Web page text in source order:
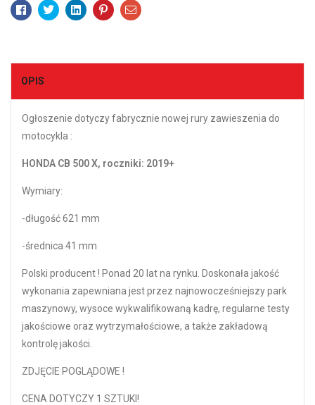
Facebook
TwitterLinkedinPinterestEmail
OPIS
Ogłoszenie dotyczy fabrycznie nowej rury zawieszenia do
motocykla :
HONDA CB 500 X, roczniki: 2019+
Wymiary:
-długość 621 mm
-średnica 41 mm
Polski producent ! Ponad 20 lat na rynku. Doskonała jakość
wykonania zapewniana jest przez najnowocześniejszy park
maszynowy, wysoce wykwalifikowaną kadrę, regularne testy
jakościowe oraz wytrzymałościowe, a także zakładową
kontrolę jakości.
ZDJĘCIE POGLĄDOWE !
CENA DOTYCZY 1 SZTUKI!